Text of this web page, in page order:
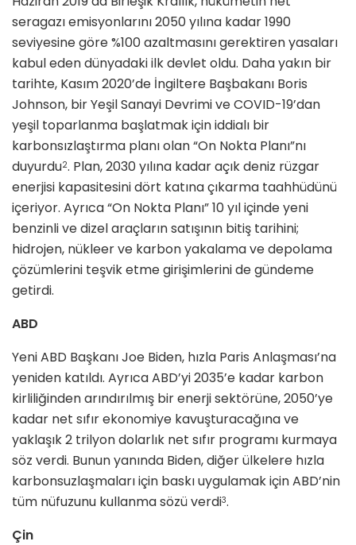
seragazı emisyonlarını 2050 yılına kadar 1990
seviyesine göre %100 azaltmasını gerektiren yasaları
kabul eden dünyadaki ilk devlet oldu. Daha yakın bir
tarihte, Kasım 2020’de İngiltere Başbakanı Boris
Johnson, bir Yeşil Sanayi Devrimi ve COVID-19’dan
yeşil toparlanma başlatmak için iddialı bir
karbonsızlaştırma planı olan “On Nokta Planı”nı
duyurdu2. Plan, 2030 yılına kadar açık deniz rüzgar
enerjisi kapasitesini dört katına çıkarma taahhüdünü
içeriyor. Ayrıca “On Nokta Planı” 10 yıl içinde yeni
benzinli ve dizel araçların satışının bitiş tarihini;
hidrojen, nükleer ve karbon yakalama ve depolama
çözümlerini teşvik etme girişimlerini de gündeme
getirdi.
ABD
Yeni ABD Başkanı Joe Biden, hızla Paris Anlaşması’na
yeniden katıldı. Ayrıca ABD’yi 2035’e kadar karbon
kirliliğinden arındırılmış bir enerji sektörüne, 2050’ye
kadar net sıfır ekonomiye kavuşturacağına ve
yaklaşık 2 trilyon dolarlık net sıfır programı kurmaya
söz verdi. Bunun yanında Biden, diğer ülkelere hızla
karbonsuzlaşmaları için baskı uygulamak için ABD’nin
tüm nüfuzunu kullanma sözü verdi3.
Çin